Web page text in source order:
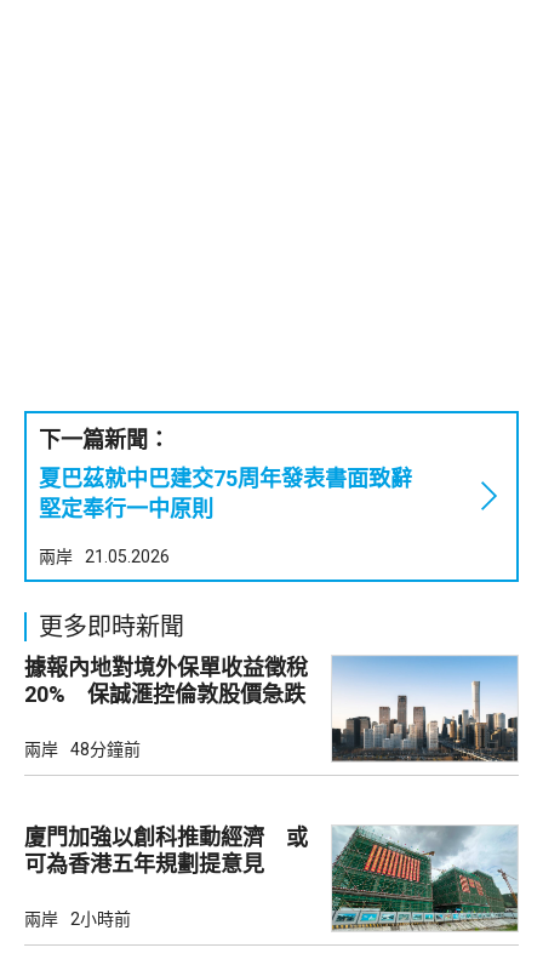
下一篇新聞：
夏巴茲就中巴建交75周年發表書面致辭
堅定奉行一中原則
兩岸 21.05.2026
更多即時新聞
據報內地對境外保單收益徵稅
20% 保誠滙控倫敦股價急跌
兩岸 48分鐘前
廈門加強以創科推動經濟 或
可為香港五年規劃提意見
兩岸 2小時前